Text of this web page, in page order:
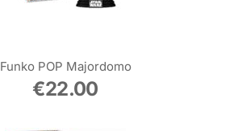
Funko POP Majordomo
€22.00